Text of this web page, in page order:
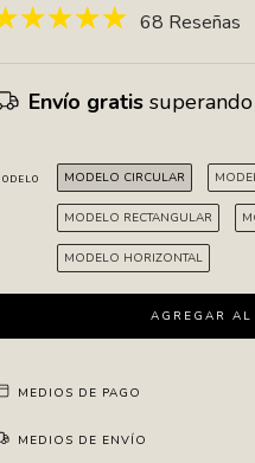
68 Reseñas
Envío gratis
MODELO CIRCULAR
MODELO RECTANGULAR
MODELO HORIZONTAL
MEDIOS DE PAGO
MEDIOS DE ENVÍO